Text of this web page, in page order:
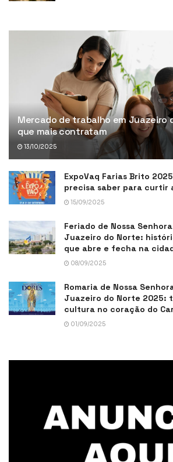
Mercado de trabalho em Juazeiro
que mais contratam
13/10/2025
ExpoVaq Farias Brito
precisa saber para curtir
15/09/2025
Feriado de Nossa
Juazeiro do Norte:
que abre e fecha na
08/09/2025
Romaria de Nossa
Juazeiro do Norte 2025:
cultura no coração do
01/09/2025